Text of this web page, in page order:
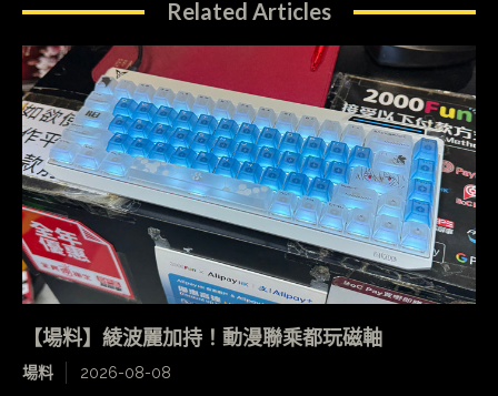
Related Articles
【場料】綾波麗加持！動漫聯乘都玩磁軸
場料 2026-08-08